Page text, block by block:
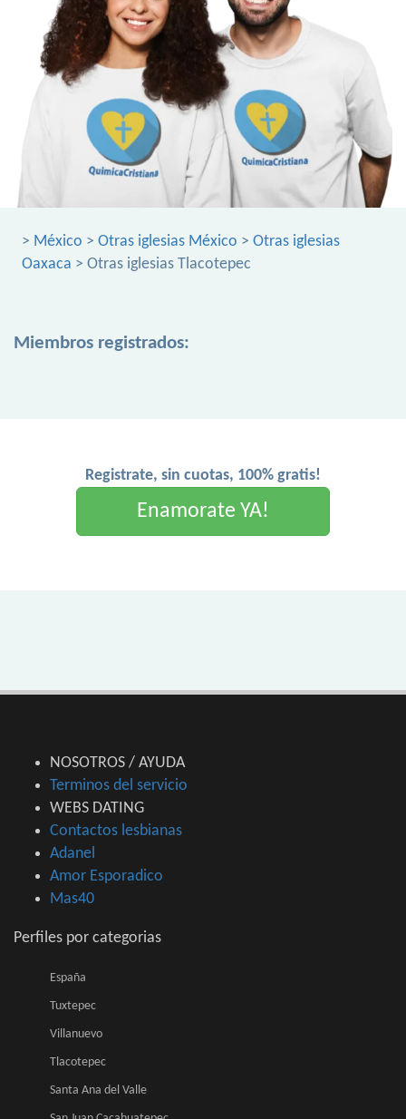
> México > Otras iglesias México > Otras iglesias
Oaxaca > Otras iglesias Tlacotepec
Miembros registrados:
Registrate, sin cuotas, 100% gratis!
Enamorate YA!
NOSOTROS / AYUDA
Terminos del servicio
WEBS DATING
Contactos lesbianas
Adanel
Amor Esporadico
Mas40
Perfiles por categorias
España
Tuxtepec
Villanuevo
Tlacotepec
Santa Ana del Valle